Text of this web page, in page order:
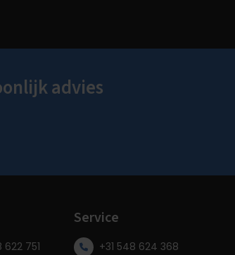
advies
622 751
Service
+31 548 624 368